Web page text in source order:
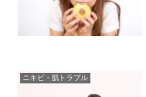
ニキビ・肌トラブル